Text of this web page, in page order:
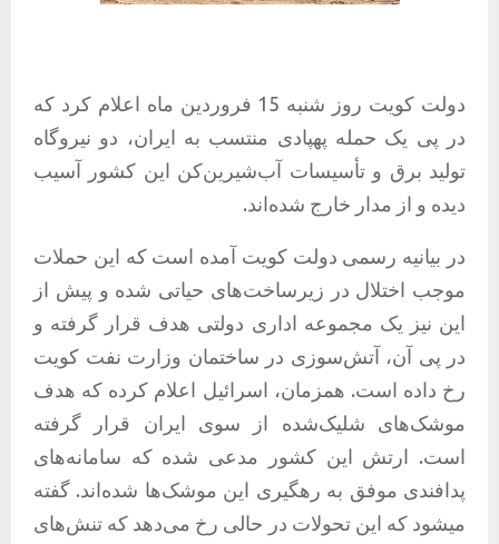
دولت کویت روز شنبه 15 فروردین ماه اعلام کرد که
در پی یک حمله پهپادی منتسب به ایران، دو نیروگاه
تولید برق و تأسیسات آب‌شیرین‌کن این کشور آسیب
دیده و از مدار خارج شده‌اند.
در بیانیه رسمی دولت کویت آمده است که این حملات
موجب اختلال در زیرساخت‌های حیاتی شده و پیش از
این نیز یک مجموعه اداری دولتی هدف قرار گرفته و
در پی آن، آتش‌سوزی در ساختمان وزارت نفت کویت
رخ داده است. همزمان، اسرائیل اعلام کرده که هدف
موشک‌های شلیک‌شده از سوی ایران قرار گرفته
است. ارتش این کشور مدعی شده که سامانه‌های
پدافندی موفق به رهگیری این موشک‌ها شده‌اند. گفته
میشود که این تحولات در حالی رخ می‌دهد که تنش‌های